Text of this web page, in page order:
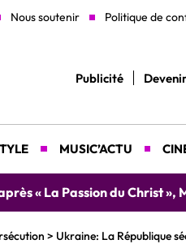
Nous soutenir Politique de
Publicité
MUSIC’ACTU
« La Passion du Christ
> Ukraine: La République